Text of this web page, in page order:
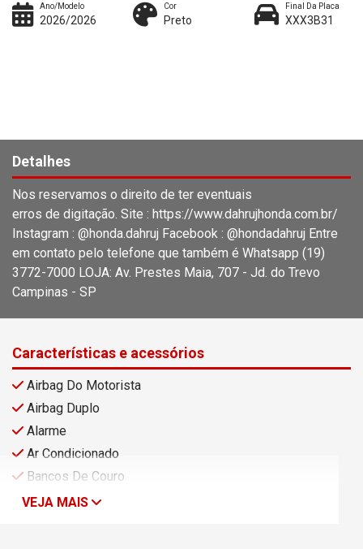
Ano/Modelo
2026/2026
Cor
Preto
Final Da Placa
XXX3B31
Detalhes
Nos reservamos o direito de ter eventuais
erros de digitação. Site : https://www.dahrujhonda.com.br/
Instagram : @honda.dahruj Facebook : @hondadahruj Entre
em contato pelo telefone que também é Whatsapp (19)
3772-7000 LOJA: Av. Prestes Maia, 707 - Jd. do Trevo
Campinas - SP
Características e acessórios
Airbag Do Motorista
Airbag Duplo
Alarme
Ar Condicionado
Bancos De Couro
VEJA MAIS